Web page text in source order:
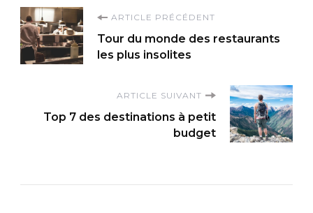
Navigation
d'article
ARTICLE PRÉCÉDENT
Tour du monde des restaurants
les plus insolites
ARTICLE SUIVANT
Top 7 des destinations à petit
budget